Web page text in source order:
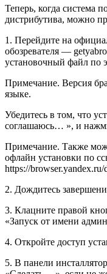
Теперь, когда система
дистрибутива, можно
1. Перейдите на
обозревателя —
установочный файл по
Примечание. Версия
языке.
Убедитесь в том, что
соглашаюсь… », и
Примечание. Также
офлайн установки по
https://
2. Дождитесь
3. Клацните правой
«Запуск от имени
4. Откройте доступ
5. В панели